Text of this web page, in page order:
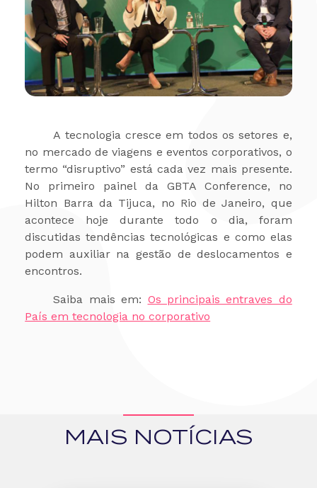
A tecnologia cresce em todos os setores e,
no mercado de viagens e eventos corporativos, o
termo “disruptivo” está cada vez mais presente.
No primeiro painel da GBTA Conference, no
Hilton Barra da Tijuca, no Rio de Janeiro, que
acontece hoje durante todo o dia, foram
discutidas tendências tecnológicas e como elas
podem auxiliar na gestão de deslocamentos e
encontros.
Saiba mais em: Os principais entraves do
País em tecnologia no corporativo
MAIS NOTÍCIAS